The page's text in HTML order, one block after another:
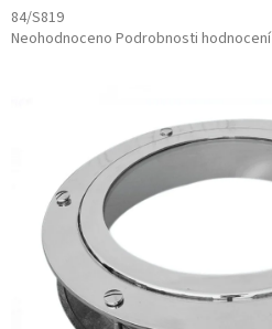
84/S819
Průměrné
hvězdiček.
Neohodnoceno Podrobnosti hodnocení